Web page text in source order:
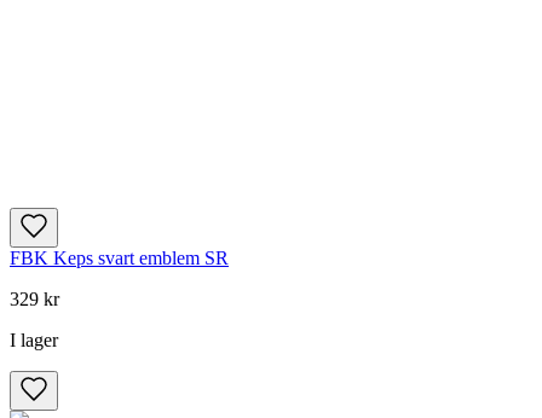
FBK Keps svart emblem SR
329 kr
I lager